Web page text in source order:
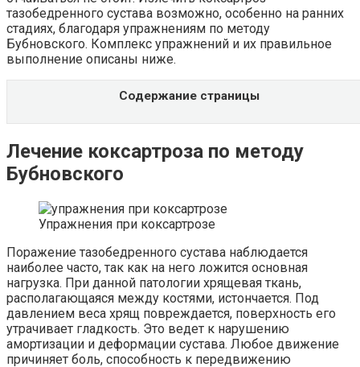
тазобедренного сустава возможно, особенно на ранних
стадиях, благодаря упражнениям по методу
Бубновского. Комплекс упражнений и их правильное
выполнение описаны ниже.
Содержание страницы
Лечение коксартроза по методу
Бубновского
Упражнения при коксартрозе
Поражение тазобедренного сустава наблюдается
наиболее часто, так как на него ложится основная
нагрузка. При данной патологии хрящевая ткань,
располагающаяся между костями, истончается. Под
давлением веса хрящ повреждается, поверхность его
утрачивает гладкость. Это ведет к нарушению
амортизации и деформации сустава. Любое движение
причиняет боль, способность к передвижению